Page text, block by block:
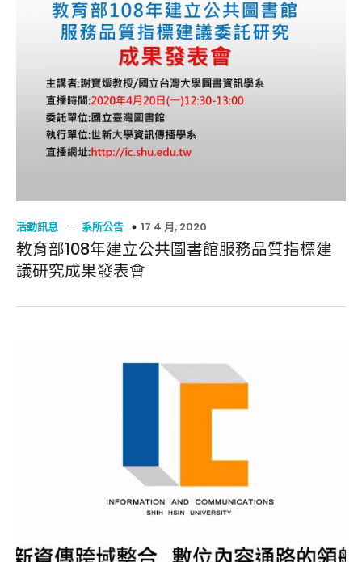
活動訊息 – 系所公告 17 4 月, 2020
教育部108年建立公共圖書館服務品質指標建
議研究成果發表會